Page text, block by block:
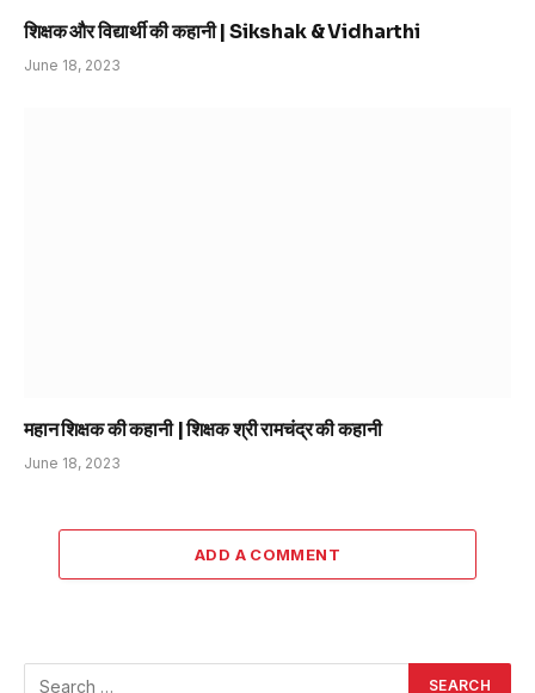
शिक्षक और विद्यार्थी की कहानी | Sikshak & Vidharthi
June 18, 2023
महान शिक्षक की कहानी | शिक्षक श्री रामचंद्र की कहानी
June 18, 2023
ADD A COMMENT